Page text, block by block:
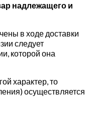
надлежащего и
в ходе доставки
следует
которой она
характер, то
осуществляется